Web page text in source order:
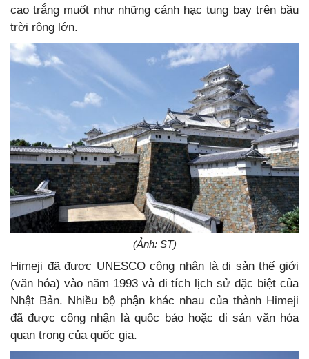
cao trắng muốt như những cánh hạc tung bay trên bầu
trời rộng lớn.
(Ảnh: ST)
Himeji đã được UNESCO công nhận là di sản thế giới
(văn hóa) vào năm 1993 và di tích lịch sử đặc biệt của
Nhật Bản. Nhiều bộ phận khác nhau của thành Himeji
đã được công nhận là quốc bảo hoặc di sản văn hóa
quan trọng của quốc gia.